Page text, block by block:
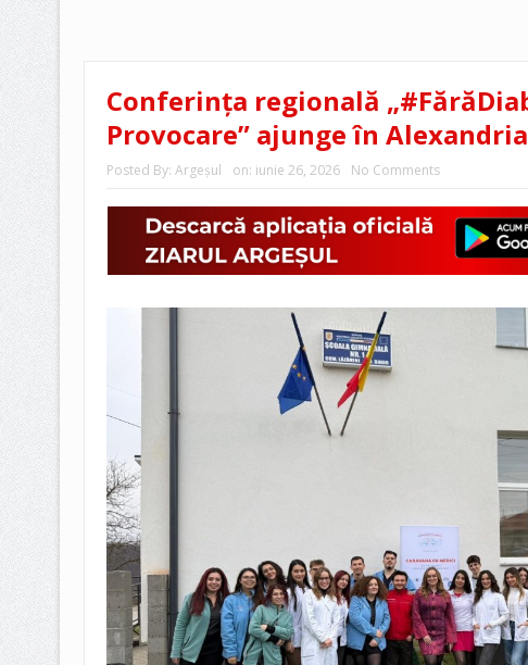
Conferința regională
Provocare” ajunge în Alexandria
Posted By: Argeşul on: iunie 26, 2026 No Comments